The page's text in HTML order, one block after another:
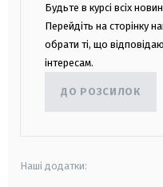
Будьте в курсі всіх
Перейдіть на сторінку
обрати ті, що
інтересам.
ДО РОЗСИЛОК
Наші додатки: